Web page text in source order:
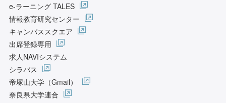
e-ラーニング TALES
情報教育研究センター
キャンパススクエア
出席登録専用
求人NAVIシステム
シラバス
帝塚山大学（Gmail）
奈良県大学連合